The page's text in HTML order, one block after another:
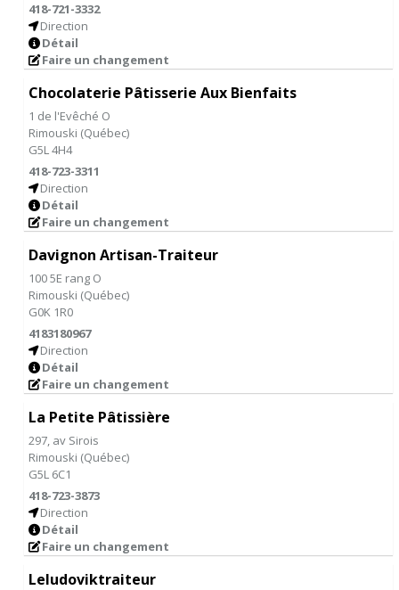
418-721-3332
Direction
Détail
Faire un changement
Chocolaterie Pâtisserie Aux Bienfaits
1 de l'Evêché O
Rimouski (Québec)
G5L 4H4
418-723-3311
Direction
Détail
Faire un changement
Davignon Artisan-Traiteur
100 5E rang O
Rimouski (Québec)
G0K 1R0
4183180967
Direction
Détail
Faire un changement
La Petite Pâtissière
297, av Sirois
Rimouski (Québec)
G5L 6C1
418-723-3873
Direction
Détail
Faire un changement
Leludoviktraiteur